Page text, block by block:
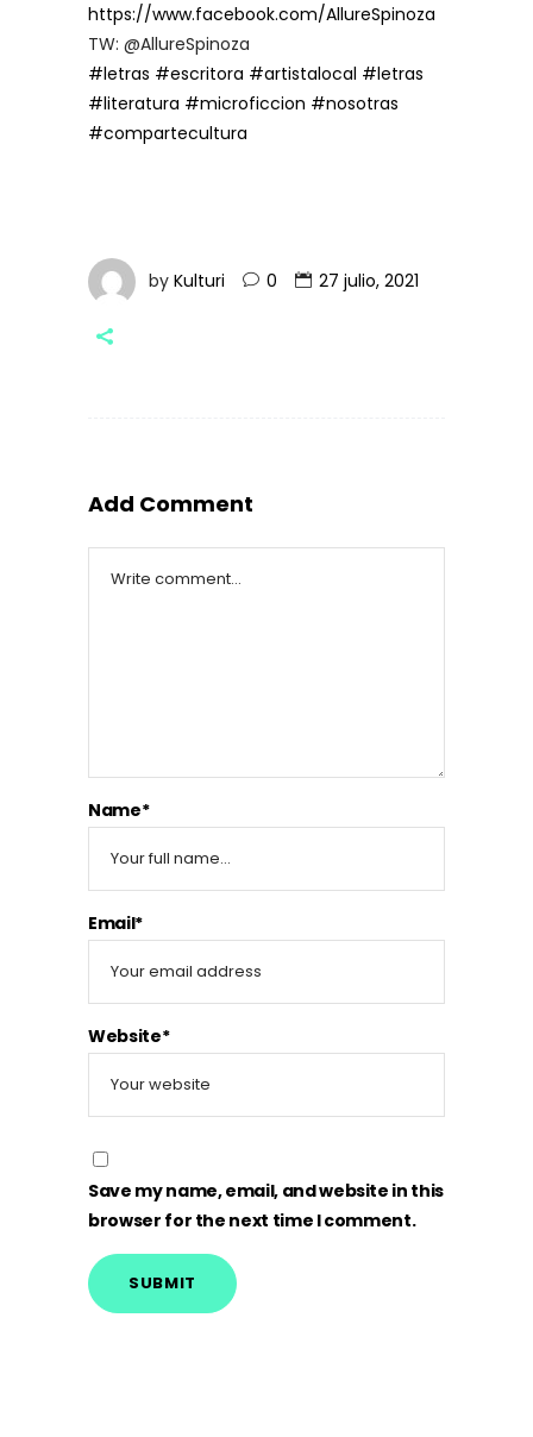
https://www.facebook.com/AllureSpinoza
TW: @AllureSpinoza
#letras #escritora #artistalocal #letras
#literatura #microficcion #nosotras
#compartecultura
by Kulturi 0 27 julio, 2021
Add Comment
Name*
Email*
Website*
Save my name, email, and website in this
browser for the next time I comment.